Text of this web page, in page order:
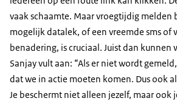
vaak schaamte. Maar vroegtijdig melden
mogelijk datalek, of een vreemde sms of
benadering, is cruciaal. Juist dan kunnen
Sanjay vult aan: “Als er niet wordt
dat we in actie moeten komen. Dus ook
Je beschermt niet alleen jezelf, maar ook